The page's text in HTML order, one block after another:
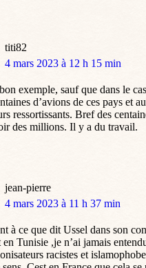
titi82
dit
4 mars 2023 à 12 h 15 min
exemple, sauf que dans le
d’avions de ces pays et
ressortissants. Bref des
des millions. Il y a du travail.
jean-pierre
dit
4 mars 2023 à 11 h 37 min
à ce que dit Ussel dans son
Tunisie ,je n’ai jamais
racistes et